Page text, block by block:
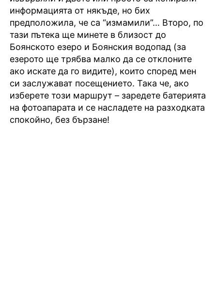
информацията от някъде, но бих
предположила, че са “измамили”… Второ, по
тази пътека ще минете в близост до
Боянското езеро и Боянския водопад (за
езерото ще трябва малко да се отклоните
ако искате да го видите), които според мен
си заслужават посещението. Така че, ако
изберете този маршрут – заредете батерията
на фотоапарата и се насладете на разходката
спокойно, без бързане!